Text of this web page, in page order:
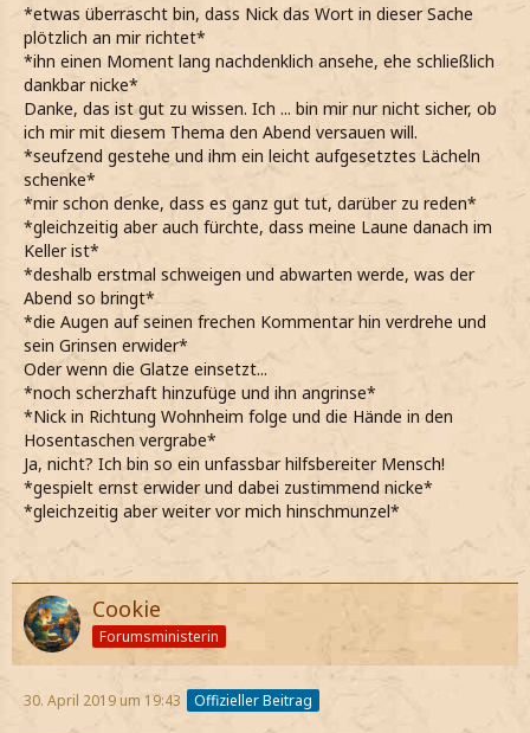
*etwas überrascht bin, dass Nick das Wort in dieser Sache
plötzlich an mir richtet*
*ihn einen Moment lang nachdenklich ansehe, ehe schließlich
dankbar nicke*
Danke, das ist gut zu wissen. Ich ... bin mir nur nicht sicher, ob
ich mir mit diesem Thema den Abend versauen will.
*seufzend gestehe und ihm ein leicht aufgesetztes Lächeln
schenke*
*mir schon denke, dass es ganz gut tut, darüber zu reden*
*gleichzeitig aber auch fürchte, dass meine Laune danach im
Keller ist*
*deshalb erstmal schweigen und abwarten werde, was der
Abend so bringt*
*die Augen auf seinen frechen Kommentar hin verdrehe und
sein Grinsen erwider*
Oder wenn die Glatze einsetzt...
*noch scherzhaft hinzufüge und ihn angrinse*
*Nick in Richtung Wohnheim folge und die Hände in den
Hosentaschen vergrabe*
Ja, nicht? Ich bin so ein unfassbar hilfsbereiter Mensch!
*gespielt ernst erwider und dabei zustimmend nicke*
*gleichzeitig aber weiter vor mich hinschmunzel*
Cookie
Forumsministerin
30. April 2019 um 19:43 Offizieller Beitrag